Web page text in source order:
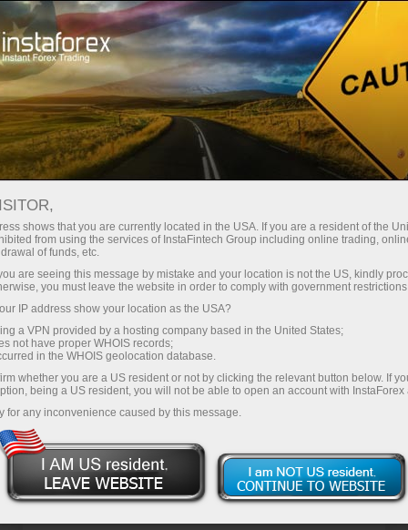
Dành cho Nhà giao dịch
Phân tích Forex
CÁC BÀI PHÂN TÍCH NGOẠI
HỐI
Mở tài khoản giao dịch
Mở tài khoản demo
Quay lại các bài phân
shows that you are currently located in the USA. If you are a resident of the
from using the services of InstaFintech Group including online trading,
of funds, etc.
are seeing this message by mistake and your location is not the US, kindly
you must leave the website in order to comply with government
IP address show your location as the USA?
a VPN provided by a hosting company based in the United States;
not have proper WHOIS records;
in the WHOIS geolocation database.
whether you are a US resident or not by clicking the relevant button below. If
being a US resident, you will not be able to open an account with InstaForex
for any inconvenience caused by this message.